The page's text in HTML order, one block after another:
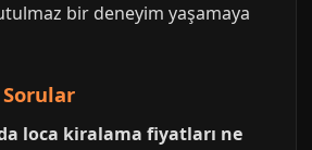
bir deneyim yaşamaya
Sorular
loca kiralama fiyatları ne